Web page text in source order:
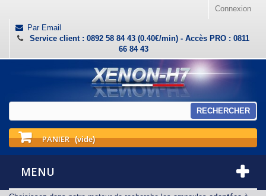
Connexion
Par Email
Service client : 0892 58 84 43 (0.40€/min) - Accès PRO : 0811
66 84 43
RECHERCHER
PANIER (vide)
MENU